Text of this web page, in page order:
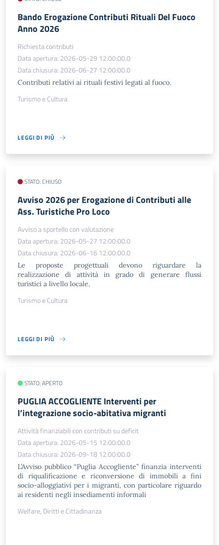
Bando Erogazione Contributi Rituali Del Fuoco
Anno 2026
Richiesta contributi
Data apertura: 2026-05-29 12:00:00.0
Data chiusura: 2026-06-27 12:00:00.0
Contributi relativi ai rituali festivi legati al fuoco.
Turismo e Cultura
LEGGI DI PIÙ
STATO: CHIUSO
Avviso 2026 per Erogazione di Contributi alle
Ass. Turistiche Pro Loco
Avviso a sportello con valutazione
Data apertura: 2026-05-27 12:00:00.0
Data chiusura: 2026-06-16 12:00:00.0
Le proposte progettuali devono riguardare la
realizzazione di attività in grado di generare flussi
turistici a livello locale.
Turismo e Cultura
LEGGI DI PIÙ
STATO: APERTO
PUGLIA ACCOGLIENTE Interventi per
l’integrazione socio-abitativa migranti
Attività finanziabili con contributi su deficit
Data apertura: 2026-05-15 12:00:00.0
Data chiusura: 2026-09-18 12:00:00.0
L’Avviso pubblico “Puglia Accogliente” finanzia interventi
di riqualificazione e riconversione di immobili a fini
socio-alloggiativi per i migranti, con particolare riguardo
ai residenti negli insediamenti informali
Welfare, Diritti e Cittadinanza